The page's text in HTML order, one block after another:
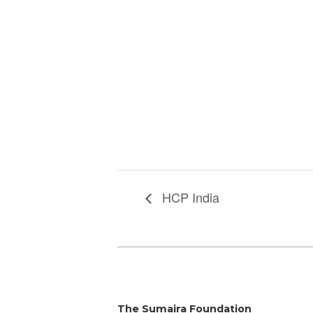
HCP India
The Sumaira Foundation